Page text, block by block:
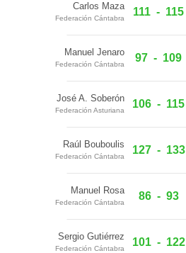
Carlos Maza
Federación Cántabra
111 - 115
Manuel Jenaro
Federación Cántabra
97 - 109
José A. Soberón
Federación Asturiana
106 - 115
Raúl Bouboulis
Federación Cántabra
127 - 133
Manuel Rosa
Federación Cántabra
86 - 93
Sergio Gutiérrez
Federación Cántabra
101 - 122